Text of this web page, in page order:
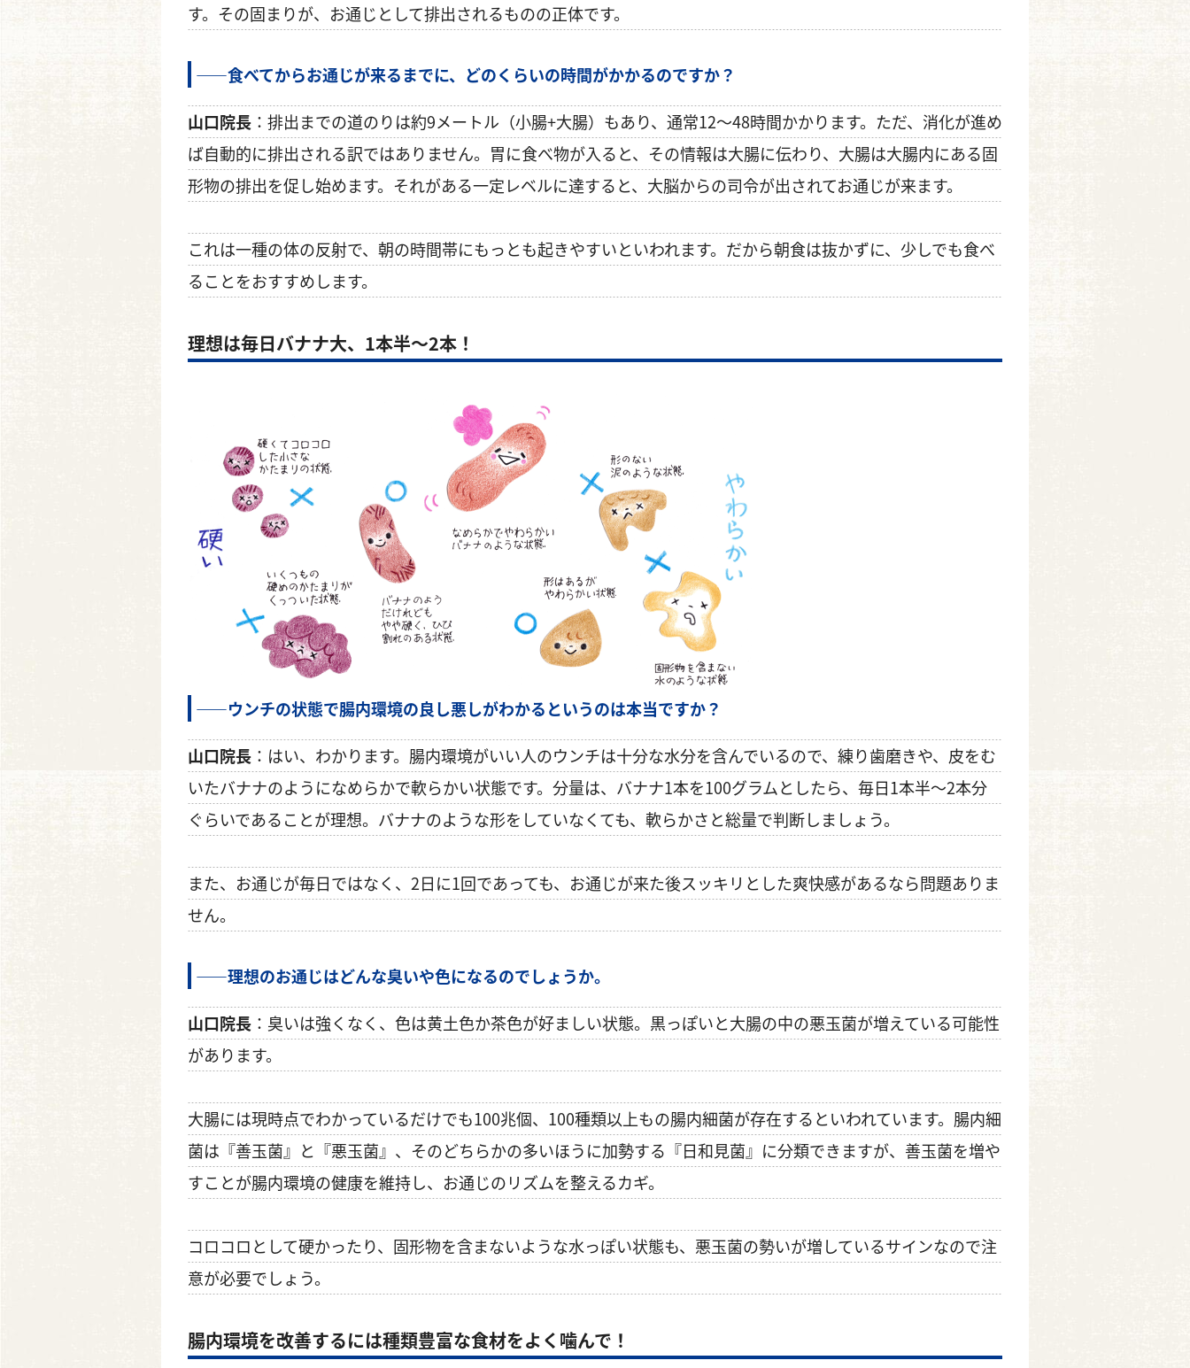
す。その固まりが、お通じとして排出されるものの正体です。
――食べてからお通じが来るまでに、どのくらいの時間がかかるのですか？
山口院長 ：排出までの道のりは約9メートル（小腸+大腸）もあり、通常12～48時間かかります。ただ、消化が進め
ば自動的に排出される訳ではありません。胃に食べ物が入ると、その情報は大腸に伝わり、大腸は大腸内にある固
形物の排出を促し始めます。それがある一定レベルに達すると、大脳からの司令が出されてお通じが来ます。
これは一種の体の反射で、朝の時間帯にもっとも起きやすいといわれます。だから朝食は抜かずに、少しでも食べ
ることをおすすめします。
理想は毎日バナナ大、1本半～2本！
――ウンチの状態で腸内環境の良し悪しがわかるというのは本当ですか？
山口院長 ：はい、わかります。腸内環境がいい人のウンチは十分な水分を含んでいるので、練り歯磨きや、皮をむ
いたバナナのようになめらかで軟らかい状態です。分量は、バナナ1本を100グラムとしたら、毎日1本半～2本分
ぐらいであることが理想。バナナのような形をしていなくても、軟らかさと総量で判断しましょう。
また、お通じが毎日ではなく、2日に1回であっても、お通じが来た後スッキリとした爽快感があるなら問題ありま
せん。
――理想のお通じはどんな臭いや色になるのでしょうか。
山口院長 ：臭いは強くなく、色は黄土色か茶色が好ましい状態。黒っぽいと大腸の中の悪玉菌が増えている可能性
があります。
大腸には現時点でわかっているだけでも100兆個、100種類以上もの腸内細菌が存在するといわれています。腸内細
菌は『善玉菌』と『悪玉菌』、そのどちらかの多いほうに加勢する『日和見菌』に分類できますが、善玉菌を増や
すことが腸内環境の健康を維持し、お通じのリズムを整えるカギ。
コロコロとして硬かったり、固形物を含まないような水っぽい状態も、悪玉菌の勢いが増しているサインなので注
意が必要でしょう。
腸内環境を改善するには種類豊富な食材をよく噛んで！